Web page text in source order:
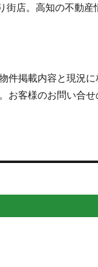
店。高知の不動
件掲載内容と現況に
客様のお問い合